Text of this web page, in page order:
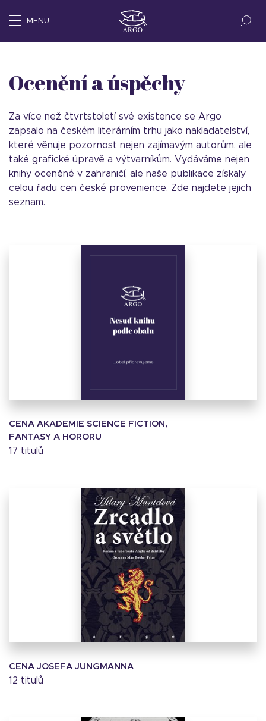
MENU
Ocenění a úspěchy
Za více než čtvrtstoletí své existence se Argo
zapsalo na českém literárním trhu jako nakladatelství,
které věnuje pozornost nejen zajímavým autorům, ale
také grafické úpravě a výtvarníkům. Vydáváme nejen
knihy oceněné v zahraničí, ale naše publikace získaly
celou řadu cen české provenience. Zde najdete jejich
seznam.
CENA AKADEMIE SCIENCE FICTION,
FANTASY A HORORU
17 titulů
CENA JOSEFA JUNGMANNA
12 titulů